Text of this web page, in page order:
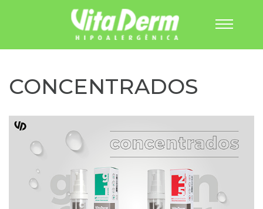
Pular
conteúdo
CONCENTRADOS